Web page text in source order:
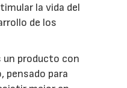
la vida del
de los
un producto con
pensado para